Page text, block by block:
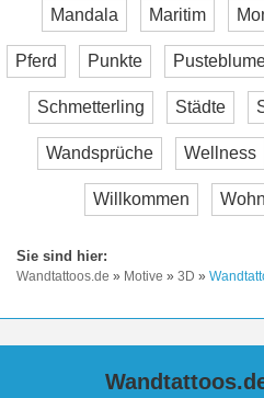
Mandala Maritim
Pferd Punkte
Schmetterling Städte
Wandsprüche Wellness
Willkommen
Wandtattoos.de » Motive » 3D »